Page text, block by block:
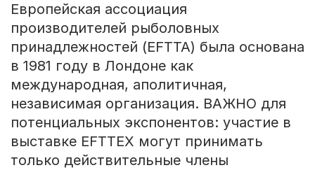
Европейская ассоциация
производителей рыболовных
принадлежностей (EFTTA) была основана
в 1981 году в Лондоне как
международная, аполитичная,
независимая организация. ВАЖНО для
потенциальных экспонентов: участие в
выставке EFTTEX могут принимать
только действительные члены